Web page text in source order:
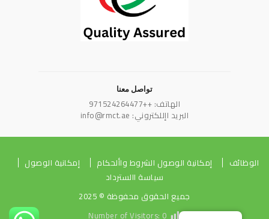
تواصل معنا
الهاتف: ++971524264477
البريد اإللكتروني: info@rmct.ae
الوظائف إمكانية الوصول الشروط واألحكام
إمكانية الوصول
سياسة االسترداد
جميع الحقوق محفوظة © 2025
Number of Visitors: 0